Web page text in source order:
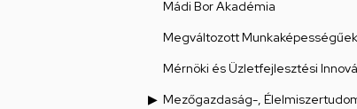
Mádi Bor Akadémia
Megváltozott
Mérnöki és Üzletfejlesztési
Mezőgazdaság-,